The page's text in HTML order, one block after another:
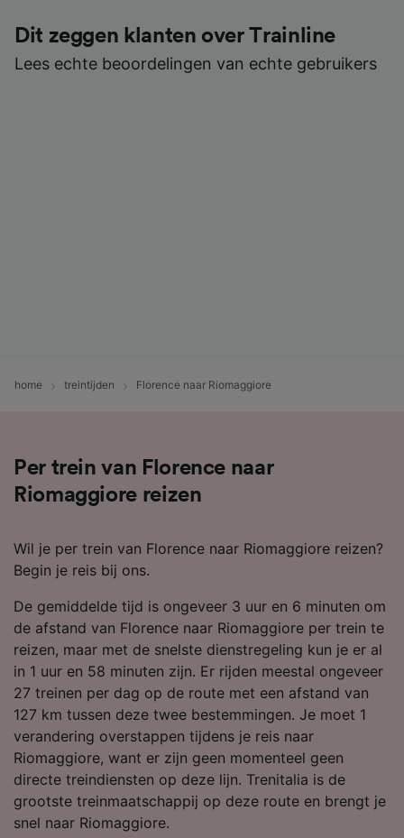
Dit zeggen klanten over Trainline
Lees echte beoordelingen van echte gebruikers
home treintijden Florence naar Riomaggiore
Per trein van Florence naar
Riomaggiore reizen
Wil je per trein van Florence naar Riomaggiore reizen?
Begin je reis bij ons.
De gemiddelde tijd is ongeveer 3 uur en 6 minuten om
de afstand van Florence naar Riomaggiore per trein te
reizen, maar met de snelste dienstregeling kun je er al
in 1 uur en 58 minuten zijn. Er rijden meestal ongeveer
27 treinen per dag op de route met een afstand van
127 km tussen deze twee bestemmingen. Je moet 1
verandering overstappen tijdens je reis naar
Riomaggiore, want er zijn geen momenteel geen
directe treindiensten op deze lijn. Trenitalia is de
grootste treinmaatschappij op deze route en brengt je
snel naar Riomaggiore.